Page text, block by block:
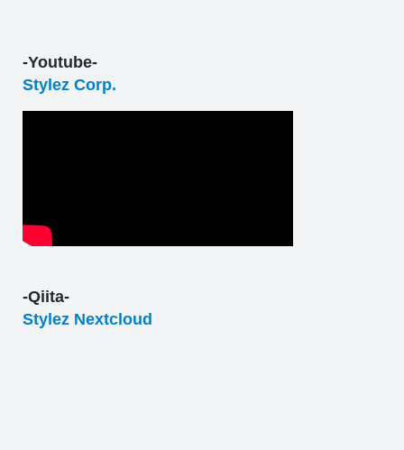
-Youtube-
Stylez Corp.
-Qiita-
Stylez Nextcloud